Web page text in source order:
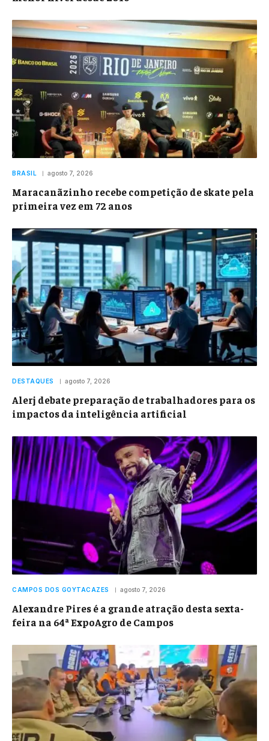
BRASIL agosto 7, 2026
Maracanãzinho recebe competição de skate pela
primeira vez em 72 anos
DESTAQUES agosto 7, 2026
Alerj debate preparação de trabalhadores para os
impactos da inteligência artificial
CAMPOS DOS GOYTACAZES agosto 7, 2026
Alexandre Pires é a grande atração desta sexta-
feira na 64ª ExpoAgro de Campos